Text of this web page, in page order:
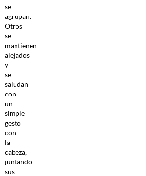
se
agrupan.
Otros
se
mantienen
alejados
y
se
saludan
con
un
simple
gesto
con
la
cabeza,
juntando
sus